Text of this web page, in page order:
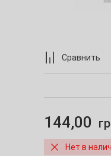
Сравнить
144,00
Нет в